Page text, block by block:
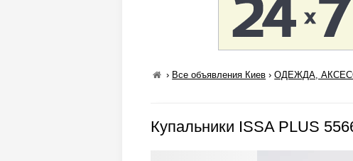
› Все объявления Киев ›ОДЕЖДА,
Купальники ISSA PLUS